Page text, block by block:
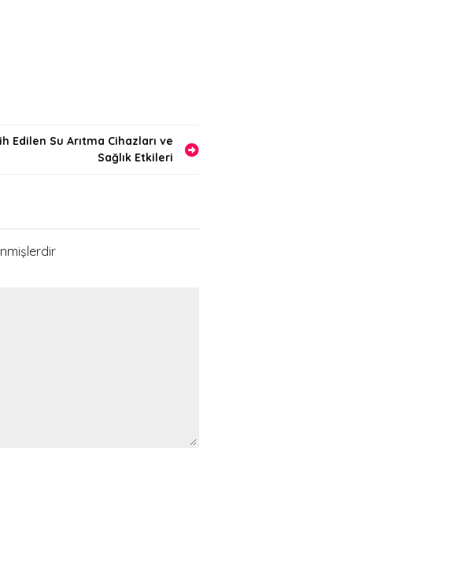
Edilen Su Arıtma Cihazları ve
Sağlık Etkileri